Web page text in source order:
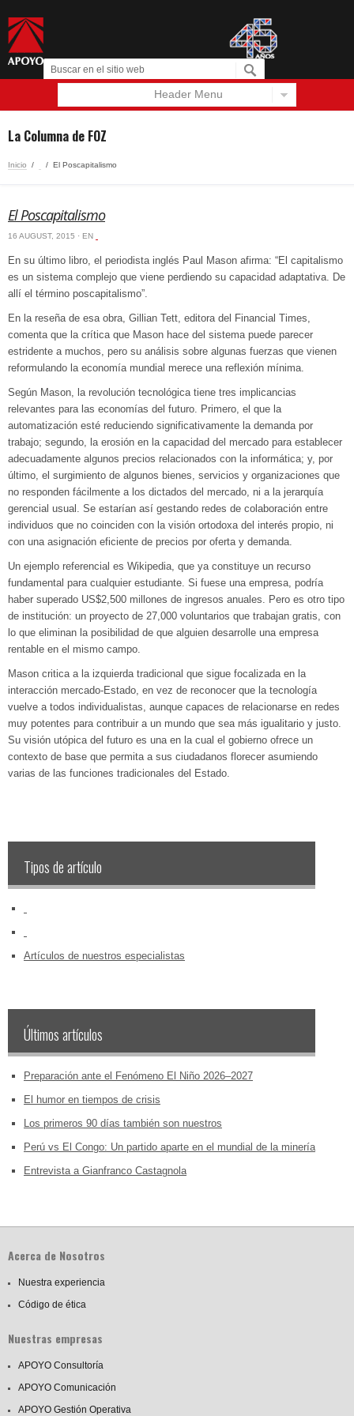
Header Menu
La Columna de FOZ
Inicio / / El Poscapitalismo
El Poscapitalismo
16 AUGUST, 2015 · EN
En su último libro, el periodista inglés Paul Mason afirma: “El capitalismo
es un sistema complejo que viene perdiendo su capacidad adaptativa. De
allí el término poscapitalismo”.
En la reseña de esa obra, Gillian Tett, editora del Financial Times,
comenta que la crítica que Mason hace del sistema puede parecer
estridente a muchos, pero su análisis sobre algunas fuerzas que vienen
reformulando la economía mundial merece una reflexión mínima.
Según Mason, la revolución tecnológica tiene tres implicancias
relevantes para las economías del futuro. Primero, el que la
automatización esté reduciendo significativamente la demanda por
trabajo; segundo, la erosión en la capacidad del mercado para establecer
adecuadamente algunos precios relacionados con la informática; y, por
último, el surgimiento de algunos bienes, servicios y organizaciones que
no responden fácilmente a los dictados del mercado, ni a la jerarquía
gerencial usual. Se estarían así gestando redes de colaboración entre
individuos que no coinciden con la visión ortodoxa del interés propio, ni
con una asignación eficiente de precios por oferta y demanda.
Un ejemplo referencial es Wikipedia, que ya constituye un recurso
fundamental para cualquier estudiante. Si fuese una empresa, podría
haber superado US$2,500 millones de ingresos anuales. Pero es otro tipo
de institución: un proyecto de 27,000 voluntarios que trabajan gratis, con
lo que eliminan la posibilidad de que alguien desarrolle una empresa
rentable en el mismo campo.
Mason critica a la izquierda tradicional que sigue focalizada en la
interacción mercado-Estado, en vez de reconocer que la tecnología
vuelve a todos individualistas, aunque capaces de relacionarse en redes
muy potentes para contribuir a un mundo que sea más igualitario y justo.
Su visión utópica del futuro es una en la cual el gobierno ofrece un
contexto de base que permita a sus ciudadanos florecer asumiendo
varias de las funciones tradicionales del Estado.
Tipos de artículo
Artículos de nuestros especialistas
Últimos artículos
Preparación ante el Fenómeno El Niño 2026–2027
El humor en tiempos de crisis
Los primeros 90 días también son nuestros
Perú vs El Congo: Un partido aparte en el mundial de la minería
Entrevista a Gianfranco Castagnola
Acerca de Nosotros
Nuestra experiencia
Código de ética
Nuestras empresas
APOYO Consultoría
APOYO Comunicación
APOYO Gestión Operativa